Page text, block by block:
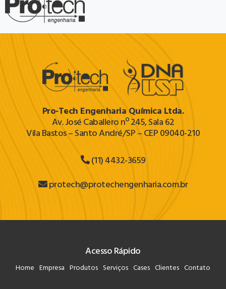
Pro‐Tech Engenharia Química Ltda.
Av. José Caballero nº 245, Sala 62
Vila Bastos – Santo André/SP – CEP 09040-210
(11) 4432-3659
protech@protechengenharia.com.br
Acesso Rápido
Home Empresa Produtos Serviços Cases Clientes Contato